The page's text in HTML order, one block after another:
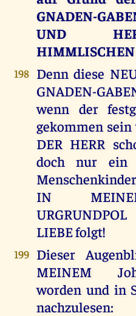
GNADEN-
UND
HIMMLISCHEN
198 Denn diese
GNADEN-
wenn der
gekommen
DER HERR
doch nur ein
IN
LIEBE folgt!
199 Dieser
MEINEM
worden und in
nachzulesen: